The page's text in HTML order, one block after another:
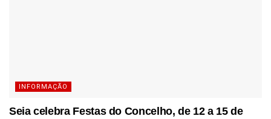
INFORMAÇÃO
Seia celebra Festas do Concelho, de 12 a 15 de